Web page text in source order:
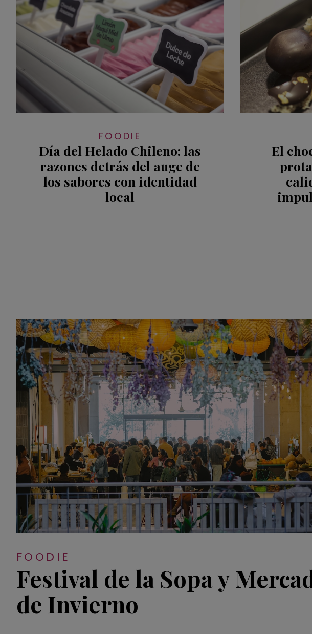
FOODIE
Día del Helado Chileno: las
razones detrás del auge de
los sabores con identidad
local
El
FOODIE
Festival de la Sopa y
de Invierno